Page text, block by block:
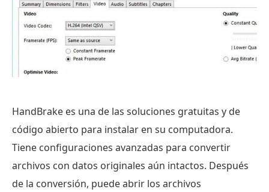
HandBrake es una de las soluciones gratuitas y de
código abierto para instalar en su computadora.
Tiene configuraciones avanzadas para convertir
archivos con datos originales aún intactos. Después
de la conversión, puede abrir los archivos